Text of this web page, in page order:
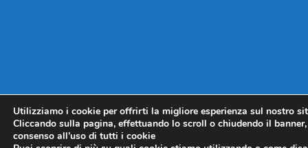
Utilizziamo i cookie per offrirti la migliore esperienza sul nostro
Cliccando sulla pagina, effettuando lo scroll o chiudendo il
consenso all’uso di tutti i cookie